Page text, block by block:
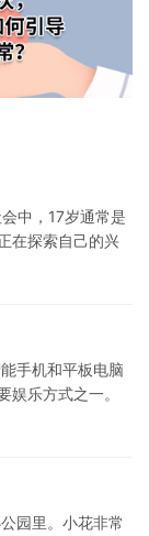
中，17岁通常是
在探索自己的兴
手机和平板电脑
娱乐方式之一。
园里。小花非常